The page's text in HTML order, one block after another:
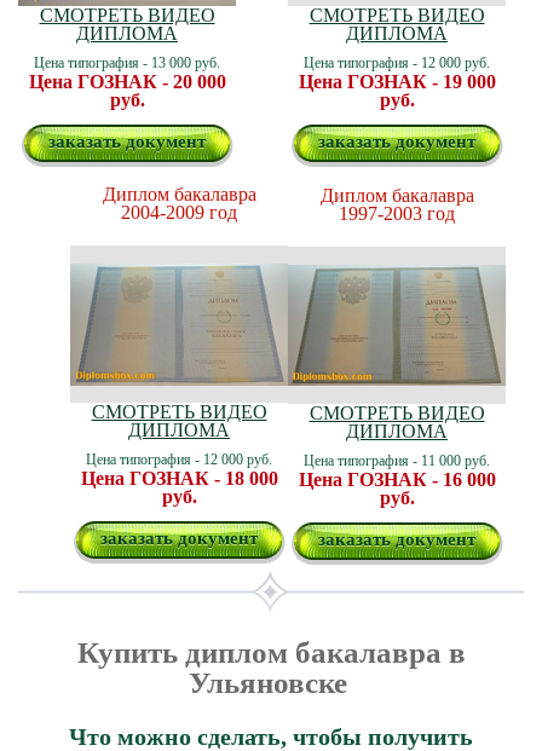
СМОТРЕТЬ ВИДЕО
ДИПЛОМА
Цена типография - 13 000 руб.
Цена ГОЗНАК - 20 000
руб.
заказать документ
СМОТРЕТЬ ВИДЕО
ДИПЛОМА
Цена типография - 12 000 руб.
Цена ГОЗНАК - 19 000
руб.
заказать документ
Диплом бакалавра
2004-2009 год
СМОТРЕТЬ ВИДЕО
ДИПЛОМА
Цена типография - 12 000 руб.
Цена ГОЗНАК - 18 000
руб.
заказать документ
Диплом бакалавра
1997-2003 год
СМОТРЕТЬ ВИДЕО
ДИПЛОМА
Цена типография - 11 000 руб.
Цена ГОЗНАК - 16 000
руб.
заказать документ
Купить диплом бакалавра в
Ульяновске
Что можно сделать, чтобы получить